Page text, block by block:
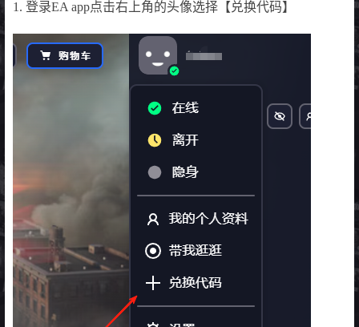
1. 登录EA app点击右上角的头像选择【兑换代码】